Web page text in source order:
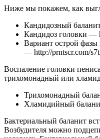
Ниже мы покажем, как
Кандидозный
Кандидоз головки —
Вариант острой фазы
— http://prntscr.com/
Воспаление головки
трихомонадный или
Трихомонадный
Хламидийный
Бактериальный баланит
Возбудителя можно